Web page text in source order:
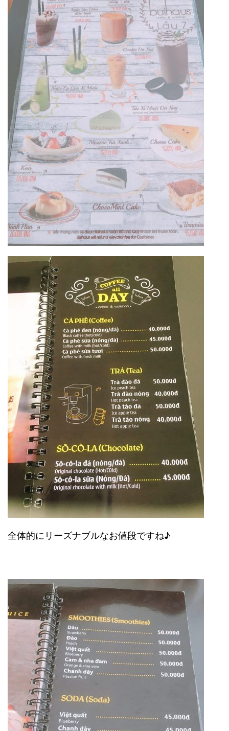
全体的にリーズナブルなお値段ですね♪